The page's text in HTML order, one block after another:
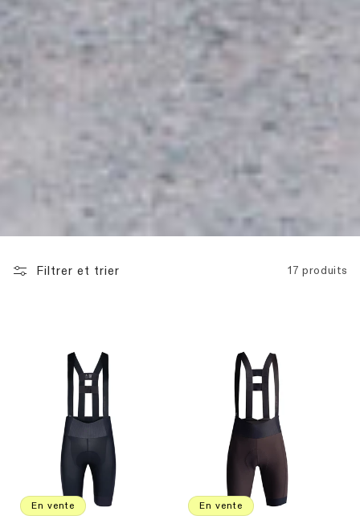
Filtrer et trier 17 produits
En vente En vente